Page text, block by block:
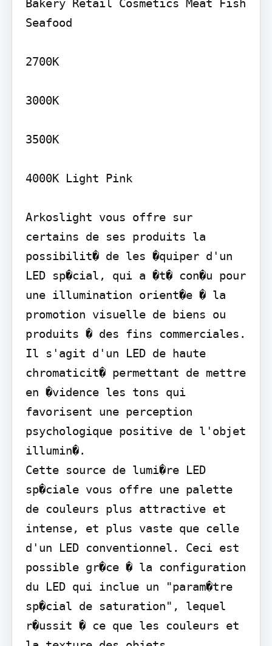
Bakery Retail Cosmetics Meat Fish
Seafood
2700K
3000K
3500K
4000K Light Pink
Arkoslight vous offre sur
certains de ses produits la
possibilit� de les �quiper d'un
LED sp�cial, qui a �t� con�u pour
une illumination orient�e � la
promotion visuelle de biens ou
produits � des fins commerciales.
Il s'agit d'un LED de haute
chromaticit� permettant de mettre
en �vidence les tons qui
favorisent une perception
psychologique positive de l'objet
illumin�.
Cette source de lumi�re LED
sp�ciale vous offre une palette
de couleurs plus attractive et
intense, et plus vaste que celle
d'un LED conventionnel. Ceci est
possible gr�ce � la configuration
du LED qui inclue un "param�tre
sp�cial de saturation", lequel
r�ussit � ce que les couleurs et